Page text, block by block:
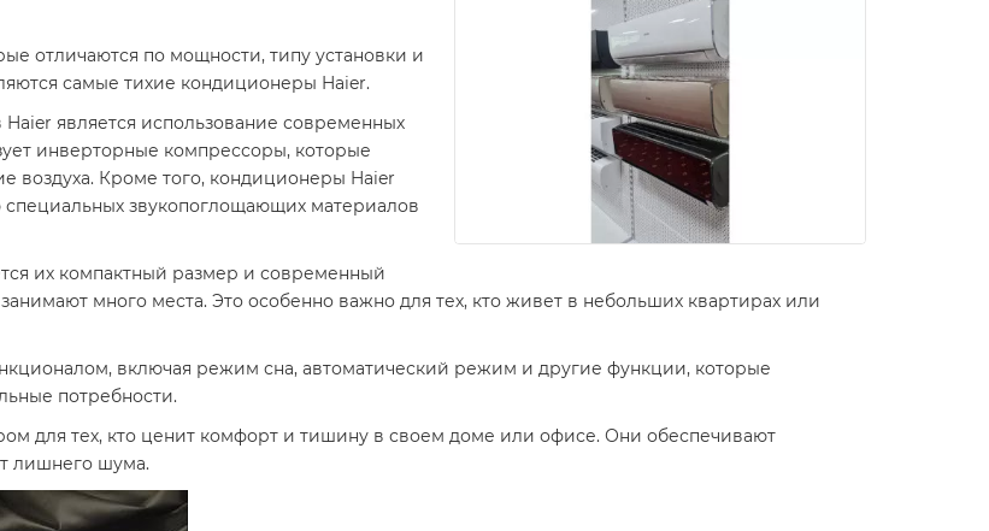
отличаются по мощности, типу установки и
самые тихие кондиционеры Haier.
является использование современных
инверторные компрессоры, которые
воздуха. Кроме того, кондиционеры Haier
звукопоглощающих материалов
их компактный размер и современный
много места. Это особенно важно для тех, кто живет в небольших квартирах или
включая режим сна, автоматический режим и другие функции, которые
потребности.
для тех, кто ценит комфорт и тишину в своем доме или офисе. Они обеспечивают
лишнего шума.